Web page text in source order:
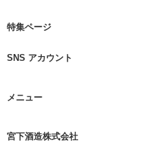
特集ページ
SNS アカウント
メニュー
宮下酒造株式会社